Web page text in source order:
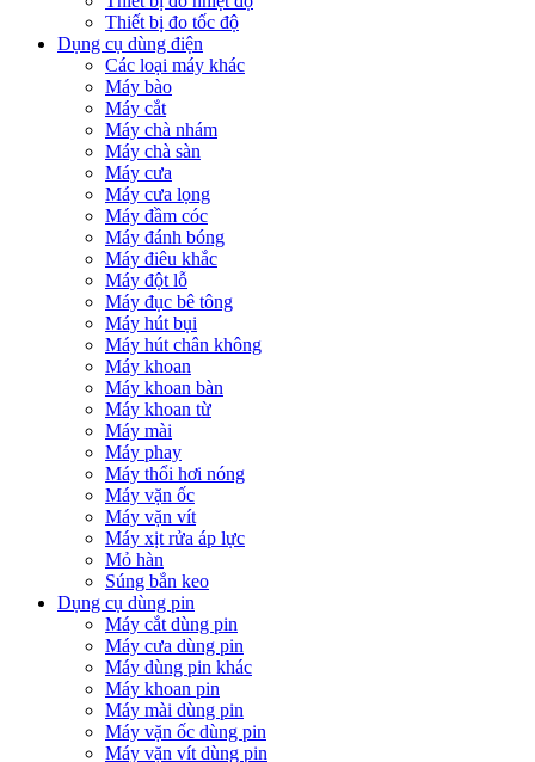
Thiết bị đo tốc độ
Dụng cụ dùng điện
Các loại máy khác
Máy bào
Máy cắt
Máy chà nhám
Máy chà sàn
Máy cưa
Máy cưa lọng
Máy đầm cóc
Máy đánh bóng
Máy điêu khắc
Máy đột lỗ
Máy đục bê tông
Máy hút bụi
Máy hút chân không
Máy khoan
Máy khoan bàn
Máy khoan từ
Máy mài
Máy phay
Máy thổi hơi nóng
Máy vặn ốc
Máy vặn vít
Máy xịt rửa áp lực
Mỏ hàn
Súng bắn keo
Dụng cụ dùng pin
Máy cắt dùng pin
Máy cưa dùng pin
Máy dùng pin khác
Máy khoan pin
Máy mài dùng pin
Máy vặn ốc dùng pin
Máy vặn vít dùng pin